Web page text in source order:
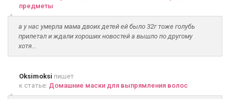
предметы
а у нас умерла мама двоих детей ей было 32г тоже голубь
прилетал и ждали хороших новостей а вышло по другому
хотя...
Oksimoksi пишет
к статье: Домашние маски для выпрямления волос